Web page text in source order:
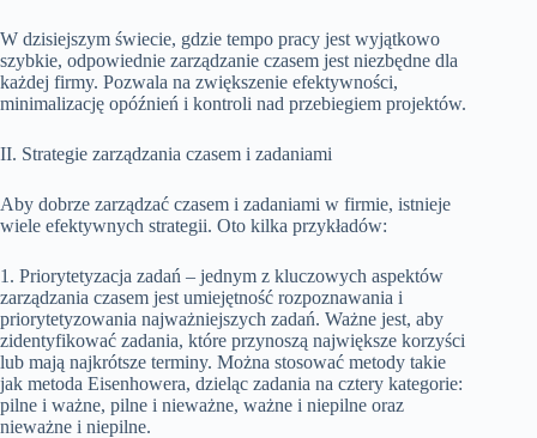
W dzisiejszym świecie, gdzie tempo pracy jest wyjątkowo
szybkie, odpowiednie zarządzanie czasem jest niezbędne dla
każdej firmy. Pozwala na zwiększenie efektywności,
minimalizację opóźnień i kontroli nad przebiegiem projektów.
II. Strategie zarządzania czasem i zadaniami
Aby dobrze zarządzać czasem i zadaniami w firmie, istnieje
wiele efektywnych strategii. Oto kilka przykładów:
1. Priorytetyzacja zadań – jednym z kluczowych aspektów
zarządzania czasem jest umiejętność rozpoznawania i
priorytetyzowania najważniejszych zadań. Ważne jest, aby
zidentyfikować zadania, które przynoszą największe korzyści
lub mają najkrótsze terminy. Można stosować metody takie
jak metoda Eisenhowera, dzieląc zadania na cztery kategorie:
pilne i ważne, pilne i nieważne, ważne i niepilne oraz
nieważne i niepilne.